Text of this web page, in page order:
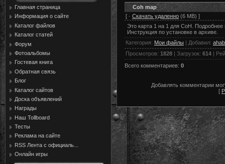
Главная страница
Информация о сайте
Каталог файлов
Каталог статей
Форум
Фотоальбомы
Гостевая книга
Обратная связь
Блог
Каталог сайтов
Доска объявлений
Награды
Наш Tollboard
Тесты
Реклама на сайте
RSS Лента с официаль...
Онлайн игры
Coh map
[ · Скачать удаленно (6 МВ) ]
Это карта 1 на 1 для CoH. Подробнее
Инструкция по установке в архиве.
Категория: Мои файлы | Добавил: ahab
Просмотров: 1828 | Загрузок: 614 |
Всего комментариев: 0
Добавлять комментарии
[